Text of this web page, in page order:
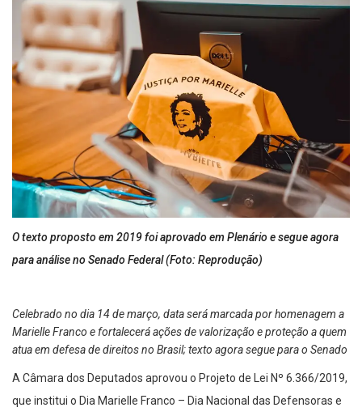
O texto proposto em 2019 foi aprovado em Plenário e segue agora
para análise no Senado Federal (Foto: Reprodução)
Celebrado no dia 14 de março, data será marcada por homenagem a
Marielle Franco e fortalecerá ações de valorização e proteção a quem
atua em defesa de direitos no Brasil; texto agora segue para o Senado
A Câmara dos Deputados aprovou o Projeto de Lei Nº 6.366/2019,
que institui o Dia Marielle Franco – Dia Nacional das Defensoras e